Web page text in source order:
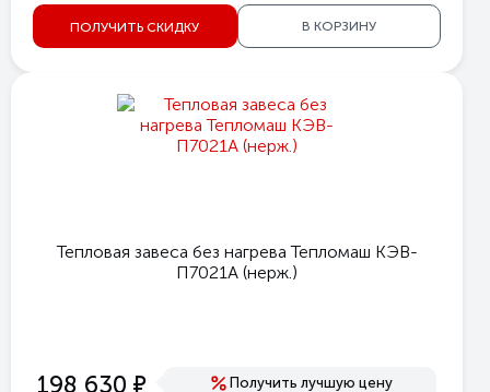
ПОЛУЧИТЬ СКИДКУ В КОРЗИНУ
Тепловая завеса без нагрева Тепломаш КЭВ-
П7021А (нерж.)
198 630 е Получить лучшую цену